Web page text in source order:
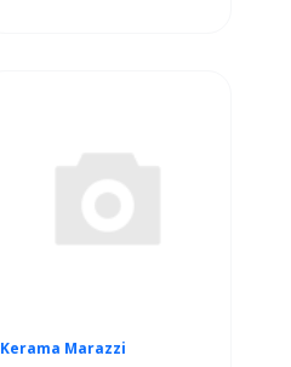
Kerama Marazzi